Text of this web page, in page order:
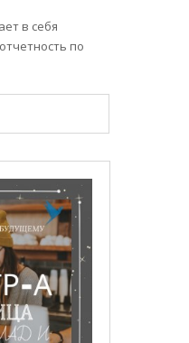
в себя
по